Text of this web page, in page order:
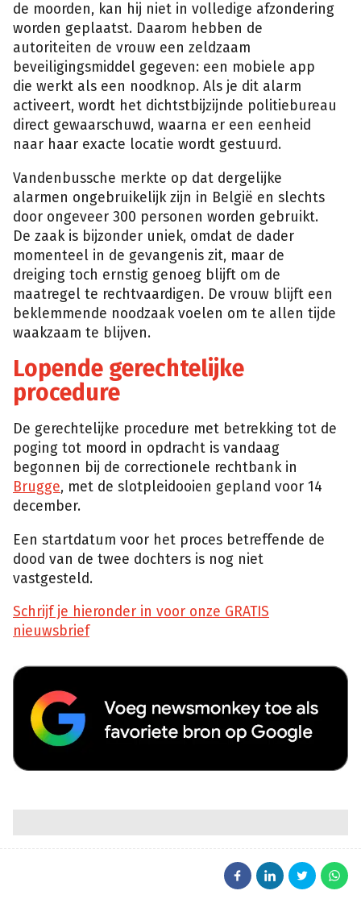
de moorden, kan hij niet in volledige afzondering
worden geplaatst. Daarom hebben de
autoriteiten de vrouw een zeldzaam
beveiligingsmiddel gegeven: een mobiele app
die werkt als een noodknop. Als je dit alarm
activeert, wordt het dichtstbijzijnde politiebureau
direct gewaarschuwd, waarna er een eenheid
naar haar exacte locatie wordt gestuurd.
Vandenbussche merkte op dat dergelijke
alarmen ongebruikelijk zijn in België en slechts
door ongeveer 300 personen worden gebruikt.
De zaak is bijzonder uniek, omdat de dader
momenteel in de gevangenis zit, maar de
dreiging toch ernstig genoeg blijft om de
maatregel te rechtvaardigen. De vrouw blijft een
beklemmende noodzaak voelen om te allen tijde
waakzaam te blijven.
Lopende gerechtelijke
procedure
De gerechtelijke procedure met betrekking tot de
poging tot moord in opdracht is vandaag
begonnen bij de correctionele rechtbank in
Brugge, met de slotpleidooien gepland voor 14
december.
Een startdatum voor het proces betreffende de
dood van de twee dochters is nog niet
vastgesteld.
Schrijf je hieronder in voor onze GRATIS
nieuwsbrief